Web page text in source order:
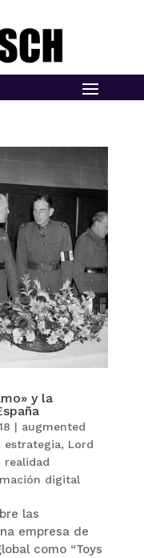
y la
| augmented
estrategia, Lord
realidad
digital
las
empresa de
como “Toys